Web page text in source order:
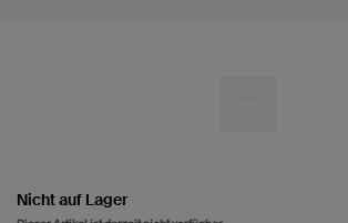
Nicht auf Lager